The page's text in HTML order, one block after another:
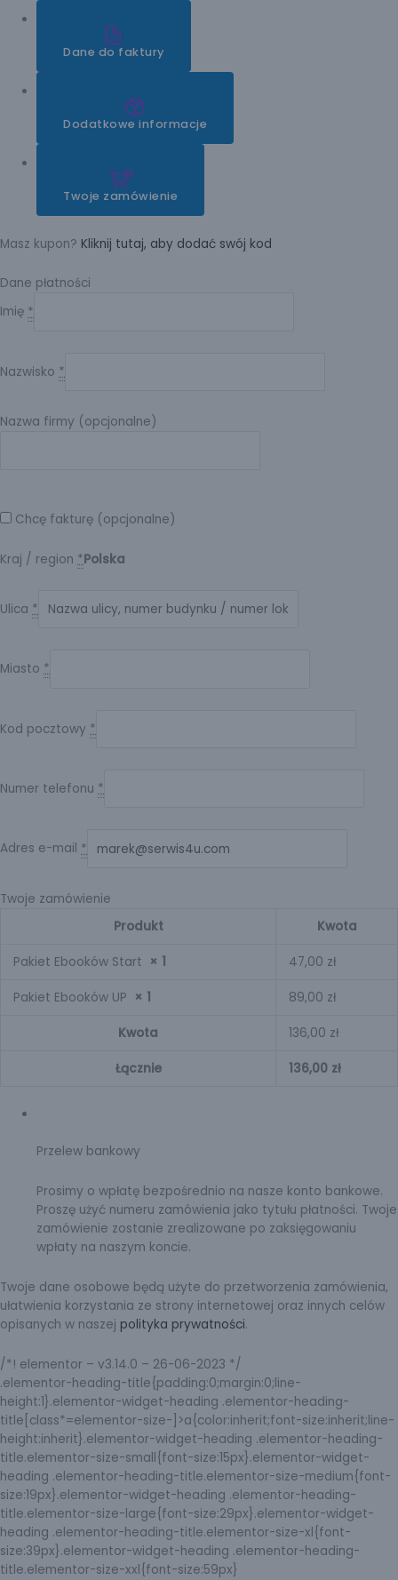
Dane do faktury
Dodatkowe informacje
Twoje zamówienie
Masz kupon? Kliknij tutaj, aby dodać swój kod
Dane płatności
Imię *
Nazwisko *
Nazwa firmy (opcjonalne)
Chcę fakturę (opcjonalne)
Kraj / region *Polska
Ulica *
Miasto *
Kod pocztowy *
Numer telefonu *
Adres e-mail *
Twoje zamówienie
Produkt
Kwota
Pakiet Ebooków Start × 1 47,00 zł
Pakiet Ebooków UP × 1 89,00 zł
Kwota 136,00 zł
Łącznie 136,00 zł
Przelew bankowy
Prosimy o wpłatę bezpośrednio na nasze konto bankowe.
Proszę użyć numeru zamówienia jako tytułu płatności. Twoje
zamówienie zostanie zrealizowane po zaksięgowaniu
wpłaty na naszym koncie.
Twoje dane osobowe będą użyte do przetworzenia zamówienia,
ułatwienia korzystania ze strony internetowej oraz innych celów
opisanych w naszej polityka prywatności.
/*! elementor – v3.14.0 – 26-06-2023 */
.elementor-heading-title{padding:0;margin:0;line-
height:1}.elementor-widget-heading .elementor-heading-
title[class*=elementor-size-]>a{color:inherit;font-size:inherit;line-
height:inherit}.elementor-widget-heading .elementor-heading-
title.elementor-size-small{font-size:15px}.elementor-widget-
heading .elementor-heading-title.elementor-size-medium{font-
size:19px}.elementor-widget-heading .elementor-heading-
title.elementor-size-large{font-size:29px}.elementor-widget-
heading .elementor-heading-title.elementor-size-xl{font-
size:39px}.elementor-widget-heading .elementor-heading-
title.elementor-size-xxl{font-size:59px}